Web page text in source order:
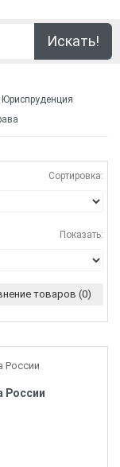
Искать!
Юриспруденция
Сортировка:
Показать:
товаров (0)
России